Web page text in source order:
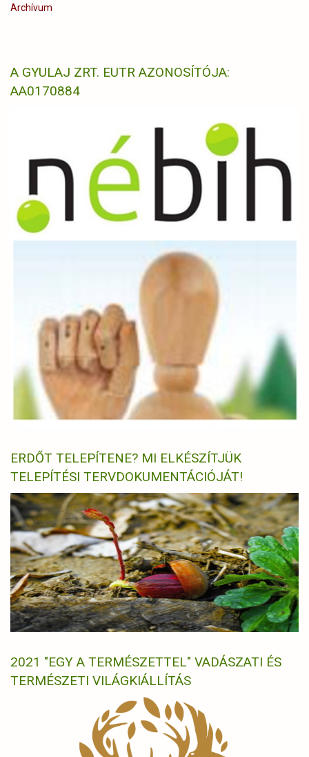
Archívum
A GYULAJ ZRT. EUTR AZONOSÍTÓJA:
AA0170884
ERDŐT TELEPÍTENE? MI ELKÉSZÍTJÜK
TELEPÍTÉSI TERVDOKUMENTÁCIÓJÁT!
2021 "EGY A TERMÉSZETTEL" VADÁSZATI ÉS
TERMÉSZETI VILÁGKIÁLLÍTÁS